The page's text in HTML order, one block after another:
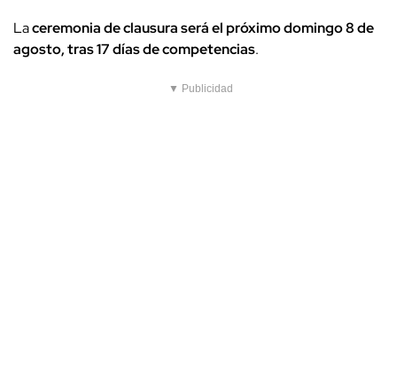
Laceremonia de clausura será el próximo domingo 8 de
agosto, tras 17 días de competencias.
▼ Publicidad